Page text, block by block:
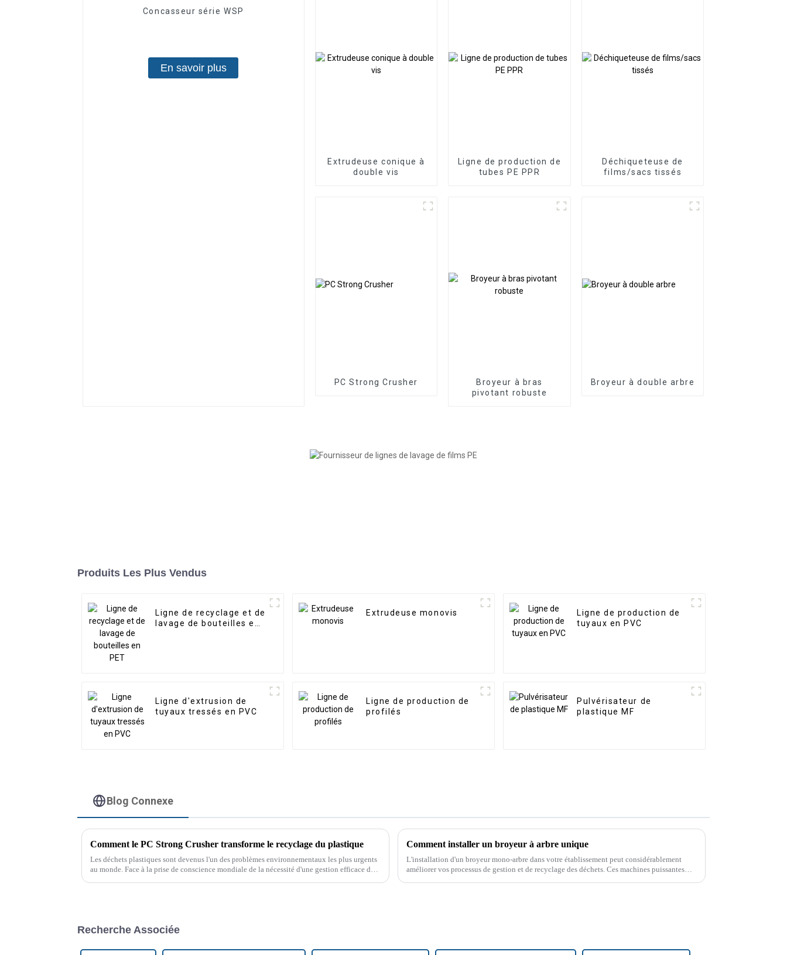
Concasseur série WSP
En savoir plus
Extrudeuse conique à
double vis
Ligne de production de
tubes PE PPR
Déchiqueteuse de
films/sacs tissés
PC Strong Crusher
Broyeur à bras
pivotant robuste
Broyeur à double arbre
Produits Les Plus Vendus
Ligne de recyclage et de
lavage de bouteilles en
Extrudeuse monovis
Ligne de production de
tuyaux en PVC
Ligne d'extrusion de
tuyaux tressés en PVC
Ligne de production de
profilés
Pulvérisateur de
plastique MF
Blog Connexe
Comment le PC Strong Crusher transforme le recyclage du plastique
Les déchets plastiques sont devenus l'un des problèmes environnementaux les plus urgents
au monde. Face à la prise de conscience mondiale de la nécessité d'une gestion efficace des
Comment installer un broyeur à arbre unique
L'installation d'un broyeur mono-arbre dans votre établissement peut considérablement
améliorer vos processus de gestion et de recyclage des déchets. Ces machines puissantes
Recherche Associée